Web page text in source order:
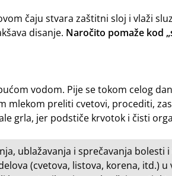
čaju stvara zaštitni sloj i vlaži
disanje. Naročito pomaže kod
vodom. Pije se tokom celog
mlekom preliti cvetovi, procediti,
grla, jer podstiče krvotok i čisti
ublažavanja i sprečavanja bolesti
(cvetova, listova, korena, itd.)